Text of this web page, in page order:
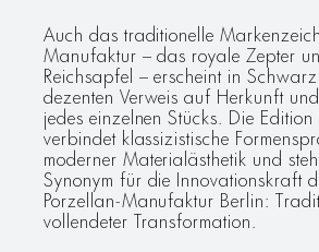
Auch das traditionelle
Manufaktur – das royale Zepter
Reichsapfel – erscheint in
dezenten Verweis auf Herkunft
jedes einzelnen Stücks. Die
verbindet klassizistische
moderner Materialästhetik und
Synonym für die Innovationskraft
Porzellan-Manufaktur Berlin:
vollendeter Transformation.